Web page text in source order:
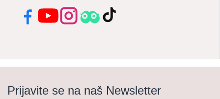
FacebookYouTubeInstagramTripadvisor
TikTok
Prijavite se na naš Newsletter